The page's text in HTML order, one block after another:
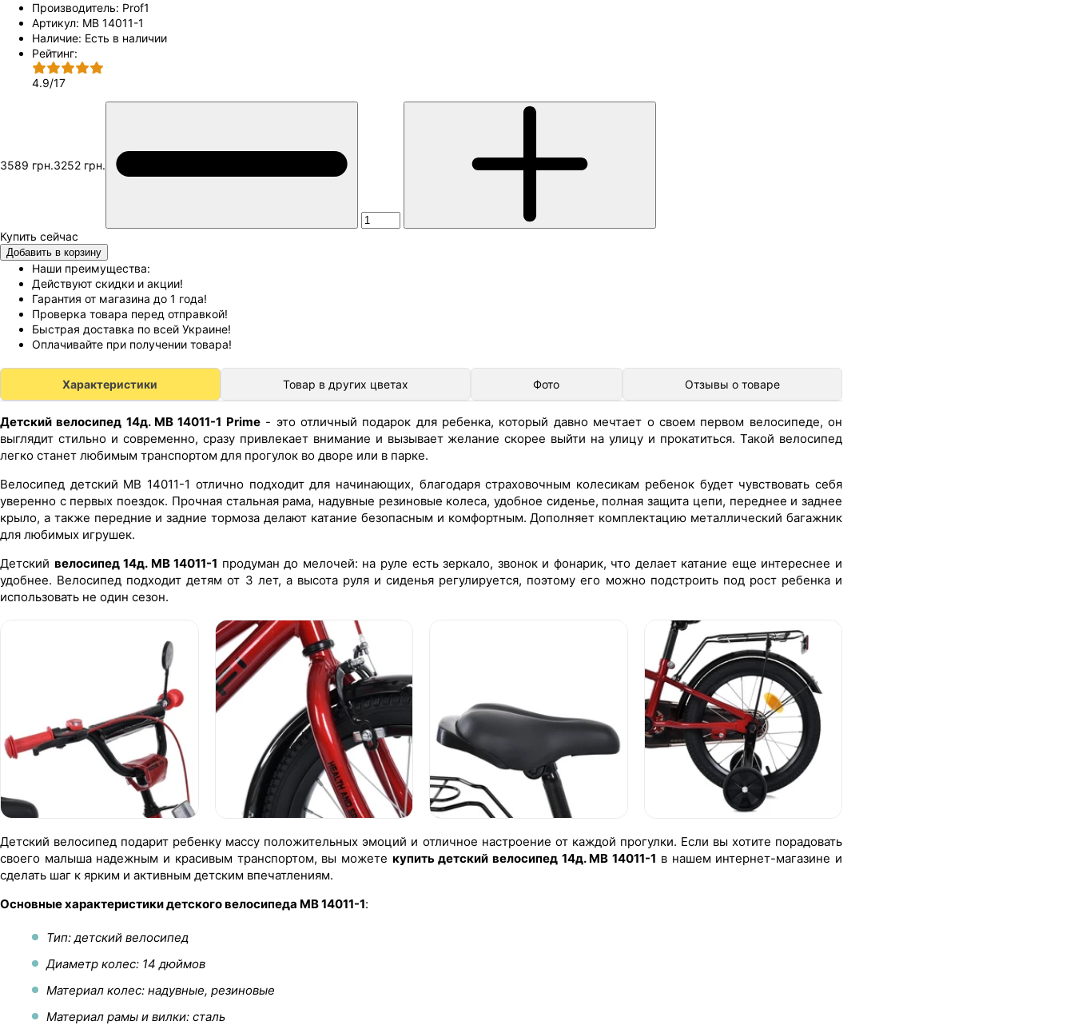
Производитель: Prof1
Артикул: MB 14011-1
Наличие: Есть в наличии
Рейтинг:
4.9/17
3589 грн.3252 грн.
Добавить в корзину
Наши преимущества:
Действуют скидки и акции!
Гарантия от магазина до 1 года!
Проверка товара перед отправкой!
Быстрая доставка по всей Украине!
Оплачивайте при получении товара!
Характеристики Товар в других цветах Фото Отзывы о товаре
Детский велосипед 14д. MB 14011-1 Prime- это отличный подарок для ребенка, который давно мечтает о своем первом велосипеде, он
выглядит стильно и современно, сразу привлекает внимание и вызывает желание скорее выйти на улицу и прокатиться. Такой велосипед
легко станет любимым транспортом для прогулок во дворе или в парке.
Велосипед детский MB 14011-1 отлично подходит для начинающих, благодаря страховочным колесикам ребенок будет чувствовать себя
уверенно с первых поездок. Прочная стальная рама, надувные резиновые колеса, удобное сиденье, полная защита цепи, переднее и заднее
крыло, а также передние и задние тормоза делают катание безопасным и комфортным. Дополняет комплектацию металлический багажник
для любимых игрушек.
Детский велосипед 14д. MB 14011-1 продуман до мелочей: на руле есть зеркало, звонок и фонарик, что делает катание еще интереснее и
удобнее. Велосипед подходит детям от 3 лет, а высота руля и сиденья регулируется, поэтому его можно подстроить под рост ребенка и
использовать не один сезон.
Детский велосипед подарит ребенку массу положительных эмоций и отличное настроение от каждой прогулки. Если вы хотите порадовать
своего малыша надежным и красивым транспортом, вы можете купить детский велосипед 14д. MB 14011-1 в нашем интернет-магазине и
сделать шаг к ярким и активным детским впечатлениям.
Основные характеристики детского велосипеда MB 14011-1:
Тип: детский велосипед
Диаметр колес: 14 дюймов
Материал колес: надувные, резиновые
Материал рамы и вилки: сталь